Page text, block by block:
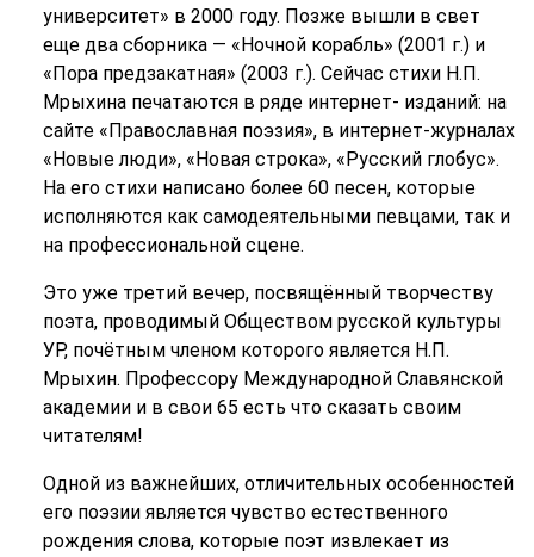
университет» в 2000 году. Позже вышли в свет
еще два сборника — «Ночной корабль» (2001 г.) и
«Пора предзакатная» (2003 г.). Сейчас стихи Н.П.
Мрыхина печатаются в ряде интернет- изданий: на
сайте «Православная поэзия», в интернет-журналах
«Новые люди», «Новая строка», «Русский глобус».
На его стихи написано более 60 песен, которые
исполняются как самодеятельными певцами, так и
на профессиональной сцене.
Это уже третий вечер, посвящённый творчеству
поэта, проводимый Обществом русской культуры
УР, почётным членом которого является Н.П.
Мрыхин. Профессору Международной Славянской
академии и в свои 65 есть что сказать своим
читателям!
Одной из важнейших, отличительных особенностей
его поэзии является чувство естественного
рождения слова, которые поэт извлекает из